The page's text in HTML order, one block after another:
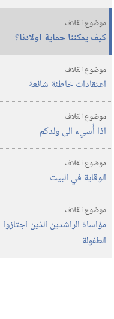
موضوع الغلاف
كيف يمكننا حماية اولادنا؟‏
موضوع الغلاف
اعتقادات خاطئة شائعة
موضوع الغلاف
اذا أُسيء الى ولدكم
موضوع الغلاف
الوقاية في البيت
موضوع الغلاف
مؤاساة الراشدين الذين
الطفولة